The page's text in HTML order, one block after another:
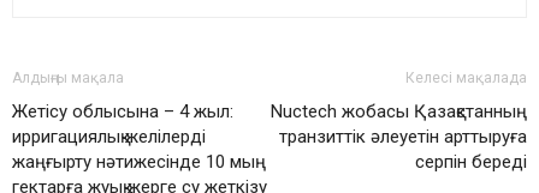
Алдыңғы мақала
Жетісу облысына – 4 жыл:
ирригациялық желілерді
жаңғырту нәтижесінде 10 мың
гектарға жуық жерге су жеткізу
Келесі мақалада
Nuctech жобасы Қазақстанның
транзиттік әлеуетін арттыруға
серпін береді